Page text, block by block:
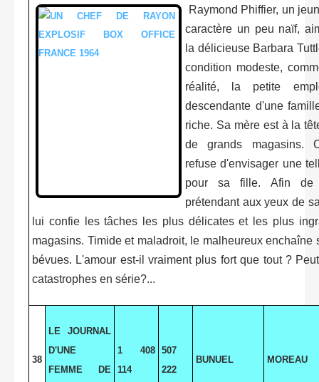
Raymond Phiffier, un
caractère un peu naïf,
la délicieuse Barbara
condition modeste,
réalité, la petite
descendante d'une
riche. Sa mère est à la
de grands magasins.
refuse d'envisager une
pour sa fille. Afin de
prétendant aux yeux de
lui confie les tâches les plus délicates et les plus
magasins. Timide et maladroit, le malheureux enchaîne
bévues. L'amour est-il vraiment plus fort que tout ?
catastrophes en série?...
38
LE JOURNAL
D'UNE
FEMME DE
1 408
114
507
222
BUNUEL MOREAU